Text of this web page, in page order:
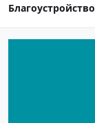
Благоустройство